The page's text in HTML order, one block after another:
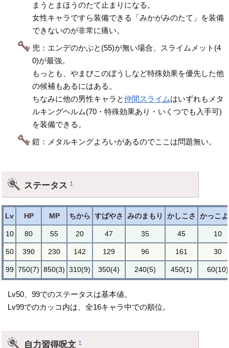
まうとまほうのたて止まりになる。
女性キャラですら装備できる「みかがみのたて」を装備
できないのが非常に痛い。
兜：エンデのかぶと(55)が無い場合、スライムメット(4
0)が最強。
もっとも、やまびこのぼうしなど特殊効果を優先した他
の候補もあるにはある。
ちなみに他の男性キャラと仲間スライムはいずれもメタ
ルキングヘルム(70・特殊効果あり・いくつでも入手可)
を装備できる。
鎧：メタルキングよろいがあるのでここは問題無い。
ステータス†
Lv HP MP ちから すばやさ みのまもり かしこさ かっこ
10 80 55 20 47 35 45 10
50 390 230 142 129 96 161 30
99 750(7) 850(3) 310(9) 350(4) 240(5) 450(1) 60(10)
Lv50、99でのステータスは基本値。
Lv99でのカッコ内は、全16キャラ中での順位。
自力習得呪文†